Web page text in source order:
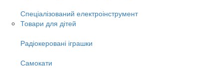
Спеціалізований електроінструмент
Товари для дітей
Радіокеровані іграшки
Самокати